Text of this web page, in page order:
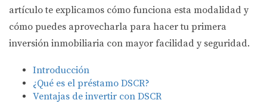
artículo te explicamos cómo funciona esta modalidad y
cómo puedes aprovecharla para hacer tu primera
inversión inmobiliaria con mayor facilidad y seguridad.
Introducción
¿Qué es el préstamo DSCR?
Ventajas de invertir con DSCR